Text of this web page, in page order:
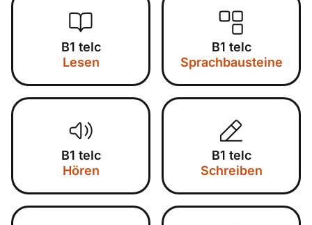
B1 telc
Lesen
B1 telc
Sprachbausteine
B1 telc
Hören
B1 telc
Schreiben